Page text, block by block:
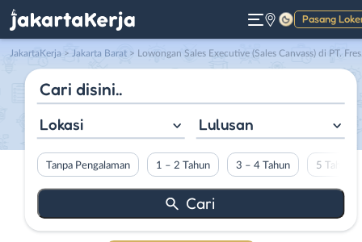
Pasang
Gelap
JakartaKerja > Jakarta Barat > Lowongan Sales Executive (Sales Canvass) di PT. Fresh Global Indonesia
Lokasi Lulusan
Tanpa Pengalaman 1 – 2 Tahun 3 – 4 Tahun 5 Tahun